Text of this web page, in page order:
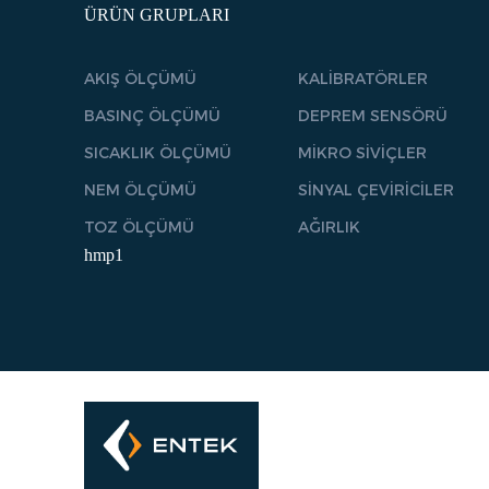
ÜRÜN GRUPLARI
AKIŞ ÖLÇÜMÜ
BASINÇ ÖLÇÜMÜ
SICAKLIK ÖLÇÜMÜ
NEM ÖLÇÜMÜ
TOZ ÖLÇÜMÜ
KALİBRATÖRLER
DEPREM SENSÖRÜ
MİKRO SİVİÇLER
SİNYAL ÇEVİRİCİLER
AĞIRLIK
hmp1